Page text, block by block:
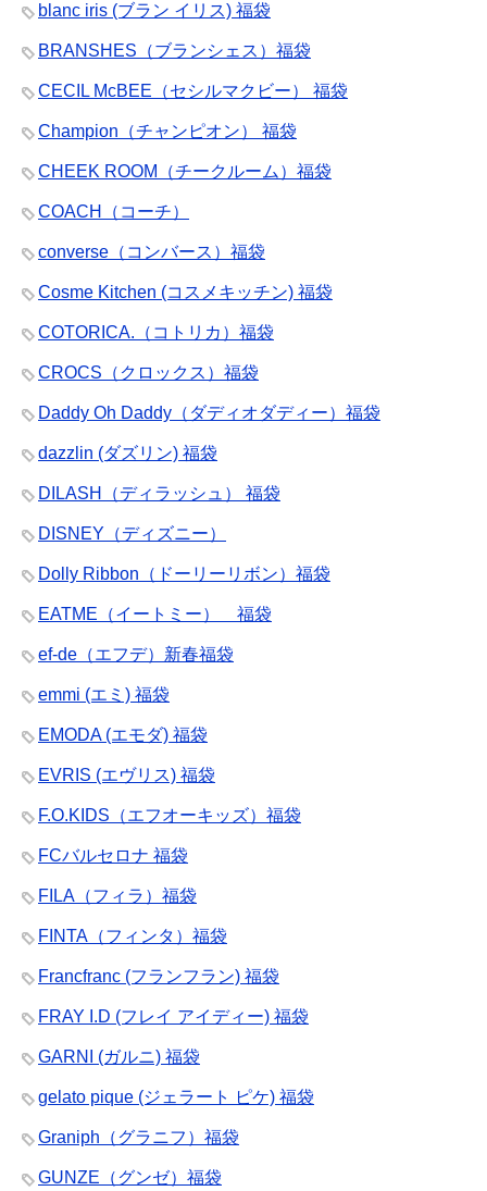
blanc iris (ブラン イリス) 福袋
BRANSHES（ブランシェス）福袋
CECIL McBEE（セシルマクビー） 福袋
Champion（チャンピオン） 福袋
CHEEK ROOM（チークルーム）福袋
COACH（コーチ）
converse（コンバース）福袋
Cosme Kitchen (コスメキッチン) 福袋
COTORICA.（コトリカ）福袋
CROCS（クロックス）福袋
Daddy Oh Daddy（ダディオダディー）福袋
dazzlin (ダズリン) 福袋
DILASH（ディラッシュ） 福袋
DISNEY（ディズニー）
Dolly Ribbon（ドーリーリボン）福袋
EATME（イートミー） 福袋
ef-de（エフデ）新春福袋
emmi (エミ) 福袋
EMODA (エモダ) 福袋
EVRIS (エヴリス) 福袋
F.O.KIDS（エフオーキッズ）福袋
FCバルセロナ 福袋
FILA（フィラ）福袋
FINTA（フィンタ）福袋
Francfranc (フランフラン) 福袋
FRAY I.D (フレイ アイディー) 福袋
GARNI (ガルニ) 福袋
gelato pique (ジェラート ピケ) 福袋
Graniph（グラニフ）福袋
GUNZE（グンゼ）福袋